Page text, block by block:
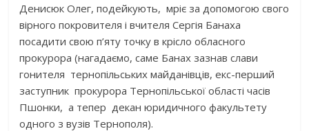
Денисюк Олег, подейкують, мріє за допомогою свого
вірного покровителя і вчителя Сергія Банаха
посадити свою п’яту точку в крісло обласного
прокурора (нагадаємо, саме Банах зазнав слави
гонителя тернопільських майданівців, екс-перший
заступник прокурора Тернопільської області часів
Пшонки, а тепер декан юридичного факультету
одного з вузів Тернополя).